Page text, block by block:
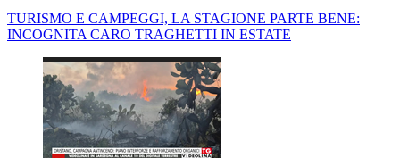
TURISMO E CAMPEGGI, LA STAGIONE PARTE BENE:
INCOGNITA CARO TRAGHETTI IN ESTATE